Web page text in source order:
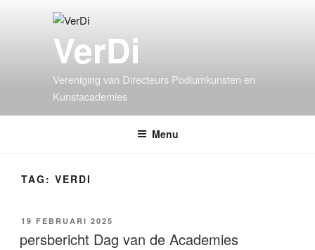
VerDi
Vereniging van Directeurs Podiumkunsten en
Kunstacademies
Menu
TAG: VERDI
19 FEBRUARI 2025
persbericht Dag van de Academies